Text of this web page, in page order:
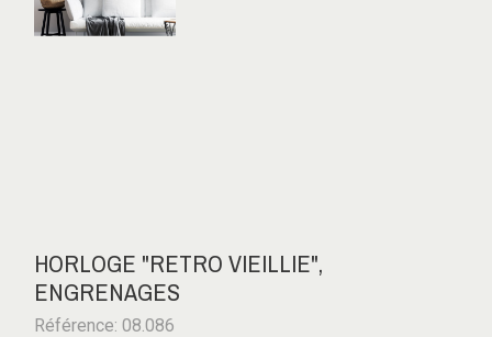
HORLOGE "RETRO VIEILLIE",
ENGRENAGES
Référence: 08.086